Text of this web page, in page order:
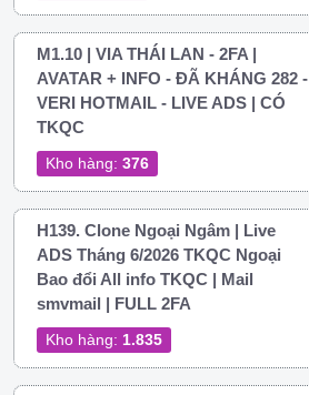
M1.10 | VIA THÁI LAN - 2FA |
AVATAR + INFO - ĐÃ KHÁNG 282 -
VERI HOTMAIL - LIVE ADS | CÓ
TKQC
Kho hàng: 376
H139. Clone Ngoại Ngâm | Live
ADS Tháng 6/2026 TKQC Ngoại
Bao đổi All info TKQC | Mail
smvmail | FULL 2FA
Kho hàng: 1.835